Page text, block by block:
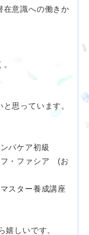
在意識への働きか
思っています。
パケア初級
フ・ファシア (お
スター養成講座
嬉しいです。